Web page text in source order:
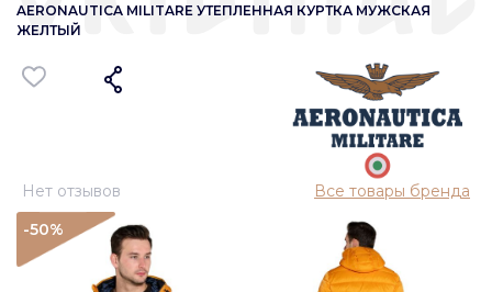
AERONAUTICA MILITARE УТЕПЛЕННАЯ КУРТКА МУЖСКАЯ
ЖЕЛТЫЙ
Нет отзывов
Все товары бренда
-50%